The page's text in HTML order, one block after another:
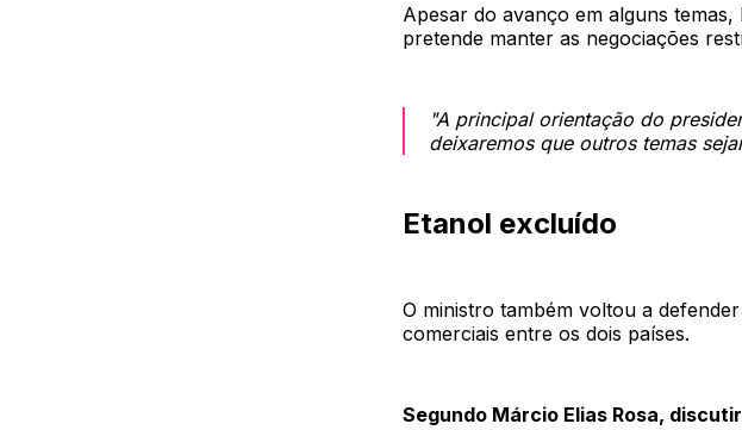
Apesar do avanço em alguns
pretende manter as negociações
"A principal orientação do
deixaremos que outros temas
Etanol excluído
O ministro também voltou a
comerciais entre os dois países.
Segundo Márcio Elias Rosa,